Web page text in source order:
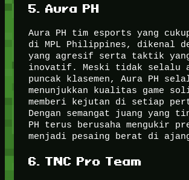
5. Aura PH
Aura PH tim esports yang
di MPL Philippines, dikenal
yang agresif serta taktik
inovatif. Meski tidak selalu
puncak klasemen, Aura PH
menunjukkan kualitas game
memberi kejutan di setiap
Dengan semangat juang yang
PH terus berusaha mengukir
menjadi pesaing berat di ajang
6. TNC Pro Team